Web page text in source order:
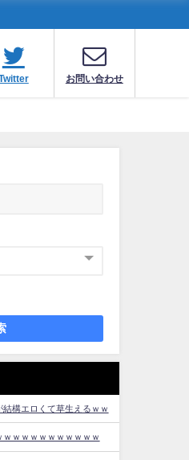
お問い合わせ
結構エロくて草生えるｗｗ
ｗｗｗｗｗｗｗｗｗｗｗ